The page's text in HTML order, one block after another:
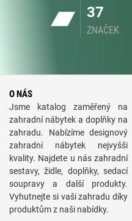
37
ZNAČEK
O NÁS
Jsme katalog zaměřený na
zahradní nábytek a doplňky na
zahradu. Nabízíme designový
zahradní nábytek nejvyšši
kvality. Najdete u nás zahradní
sestavy, židle, doplňky, sedací
soupravy a další produkty.
Vyhutnejte si vaši zahradu díky
produktům z naši nabídky.